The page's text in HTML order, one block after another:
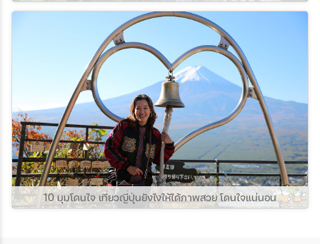
10 มุมโดนใจ เที่ยวญี่ปุ่นยังไงให้ได้ภาพสวย โดนใจแน่นอน